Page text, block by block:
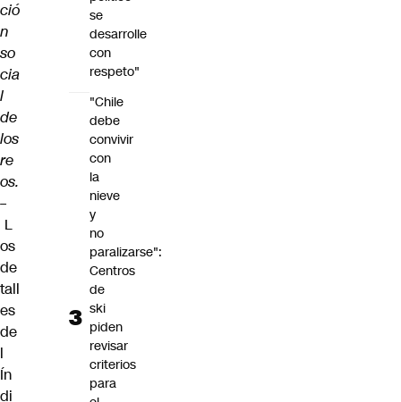
ció
n
so
cia
l
de
los
re
os.
–
L
os
de
tall
es
de
l
Ín
di
se
desarrolle
con
respeto"
"Chile
debe
convivir
con
la
nieve
y
no
paralizarse":
Centros
de
ski
piden
revisar
criterios
para